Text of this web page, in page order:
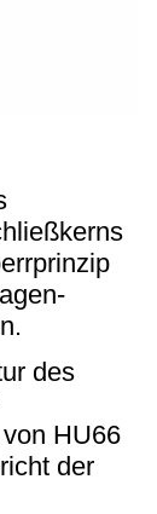
des
HU66
der